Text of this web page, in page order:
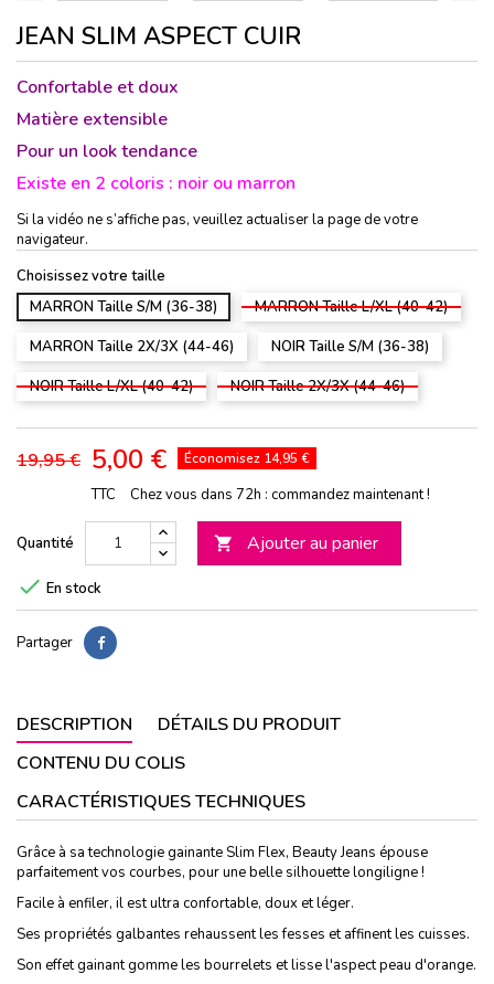
JEAN SLIM ASPECT CUIR
Confortable et doux
Matière extensible
Pour un look tendance
Existe en 2 coloris : noir ou marron
Si la vidéo ne s’affiche pas, veuillez actualiser la page de votre
navigateur.
Choisissez votre taille
MARRON Taille S/M (36-38)
MARRON Taille L/XL (40-42)
MARRON Taille 2X/3X (44-46)
NOIR Taille S/M (36-38)
NOIR Taille L/XL (40-42)
NOIR Taille 2X/3X (44-46)
19,95 € 5,00 € Économisez 14,95 €
TTC Chez vous dans 72h : commandez maintenant !
Quantité  Ajouter au panier
 En stock
Partager
DESCRIPTION
DÉTAILS DU PRODUIT
CONTENU DU COLIS
CARACTÉRISTIQUES TECHNIQUES
Grâce à sa technologie gainante Slim Flex, Beauty Jeans épouse
parfaitement vos courbes, pour une belle silhouette longiligne !
Facile à enfiler, il est ultra confortable, doux et léger.
Ses propriétés galbantes rehaussent les fesses et affinent les cuisses.
Son effet gainant gomme les bourrelets et lisse l'aspect peau d'orange.